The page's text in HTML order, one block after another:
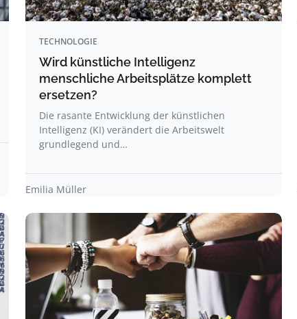
TECHNOLOGIE
Wird künstliche Intelligenz
menschliche Arbeitsplätze komplett
ersetzen?
Die rasante Entwicklung der künstlichen
Intelligenz (KI) verändert die Arbeitswelt
grundlegend und…
Emilia Müller